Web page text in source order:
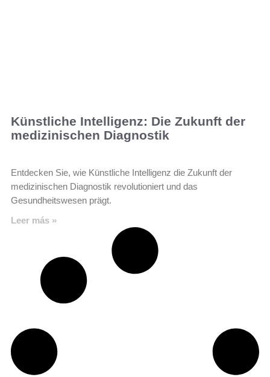
Künstliche Intelligenz: Die Zukunft der
medizinischen Diagnostik
Entdecken Sie, wie Künstliche Intelligenz die Zukunft der
medizinischen Diagnostik revolutioniert und das
Gesundheitswesen prägt.
Leer más »